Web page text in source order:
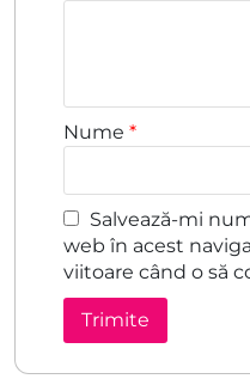
Nume *
Salvează-mi
web în acest
viitoare când o să